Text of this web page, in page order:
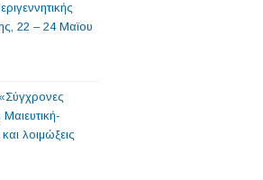
22 – 24 Μαϊου
Μαιευτική-
λοιμώξεις